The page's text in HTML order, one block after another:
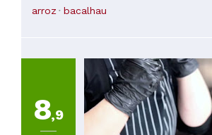
de ótimo. ✨
arroz bacalhau
8,9